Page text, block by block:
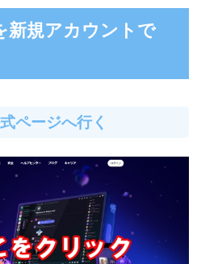
新規アカウントで
ページへ行く